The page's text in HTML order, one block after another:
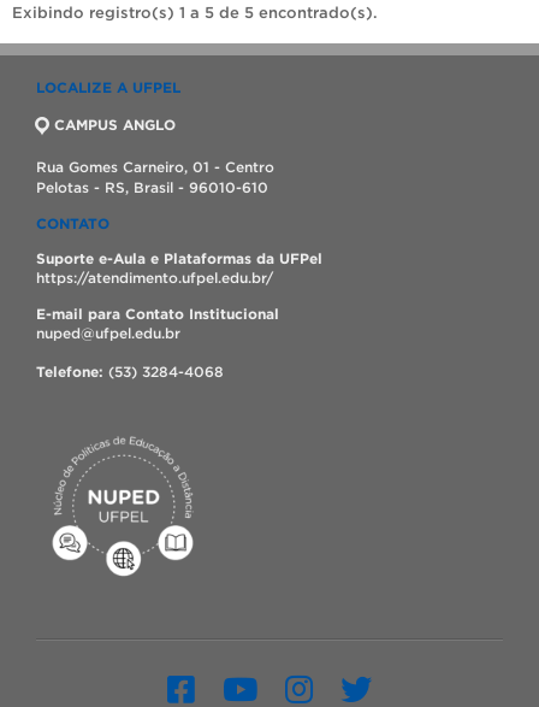
Exibindo registro(s) 1 a 5 de 5 encontrado(s).
LOCALIZE A UFPEL
CAMPUS ANGLO
Rua Gomes Carneiro, 01 - Centro
Pelotas - RS, Brasil - 96010-610
CONTATO
Suporte e-Aula e Plataformas da UFPel
https://atendimento.ufpel.edu.br/
E-mail para Contato Institucional
nuped@ufpel.edu.br
Telefone: (53) 3284-4068